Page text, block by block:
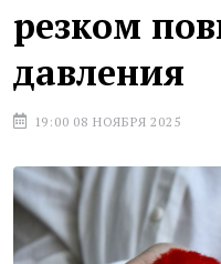
резком
давления
19:00 08 НОЯБРЯ 2025